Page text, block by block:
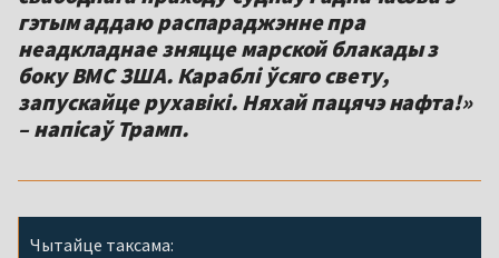
гэтым аддаю распараджэнне пра
неадкладнае зняцце марской блакады з
боку ВМС ЗША. Караблі ўсяго свету,
запускайце рухавікі. Няхай пацячэ нафта!»
– напісаў Трамп.
Чытайце таксама: